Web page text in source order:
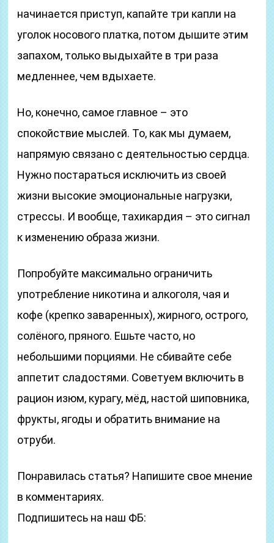
начинается приступ, капайте три капли на
уголок носового платка, потом дышите этим
запахом, только выдыхайте в три раза
медленнее, чем вдыхаете.
Но, конечно, самое главное – это
спокойствие мыслей. То, как мы думаем,
напрямую связано с деятельностью сердца.
Нужно постараться исключить из своей
жизни высокие эмоциональные нагрузки,
стрессы. И вообще, тахикардия – это сигнал
к изменению образа жизни.
Попробуйте максимально ограничить
употребление никотина и алкоголя, чая и
кофе (крепко заваренных), жирного, острого,
солёного, пряного. Ешьте часто, но
небольшими порциями. Не сбивайте себе
аппетит сладостями. Советуем включить в
рацион изюм, курагу, мёд, настой шиповника,
фрукты, ягоды и обратить внимание на
отруби.
Понравилась статья? Напишите свое мнение
в комментариях.
Подпишитесь на наш ФБ: